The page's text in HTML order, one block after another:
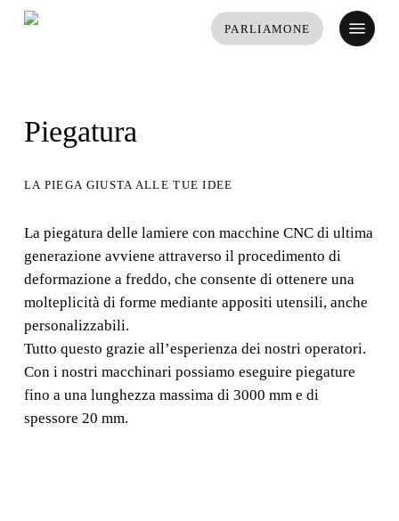
PARLIAMONE
Menu
Piegatura
LA PIEGA GIUSTA ALLE TUE IDEE
La piegatura delle lamiere con macchine CNC di ultima
generazione avviene attraverso il procedimento di
deformazione a freddo, che consente di ottenere una
molteplicità di forme mediante appositi utensili, anche
personalizzabili.
Tutto questo grazie all’esperienza dei nostri operatori.
Con i nostri macchinari possiamo eseguire piegature
fino a una lunghezza massima di 3000 mm e di
spessore 20 mm.